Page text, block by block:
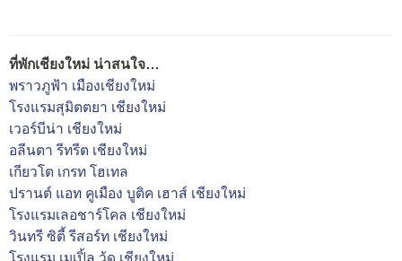
ที่พักเชียงใหม่ น่าสนใจ…
พราวภูฟ้า เมืองเชียงใหม่
โรงแรมสุมิตตยา เชียงใหม่
เวอร์บีน่า เชียงใหม่
อลีนตา รีทรีต เชียงใหม่
เกียวโต เกรท โฮเทล
ปรานต์ แอท คูเมือง บูติค เฮาส์ เชียงใหม่
โรงแรมเลอชาร์โคล เชียงใหม่
วินทรี ซิตี้ รีสอร์ท เชียงใหม่
โรงแรม เมเปิ้ล วู้ด เชียงใหม่